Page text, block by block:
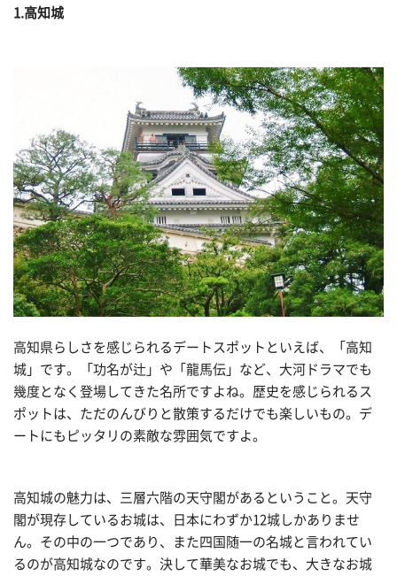
1.高知城
高知県らしさを感じられるデートスポットといえば、「高知
城」です。「功名が辻」や「龍馬伝」など、大河ドラマでも
幾度となく登場してきた名所ですよね。歴史を感じられるス
ポットは、ただのんびりと散策するだけでも楽しいもの。デ
ートにもピッタリの素敵な雰囲気ですよ。
高知城の魅力は、三層六階の天守閣があるということ。天守
閣が現存しているお城は、日本にわずか12城しかありませ
ん。その中の一つであり、また四国随一の名城と言われてい
るのが高知城なのです。決して華美なお城でも、大きなお城